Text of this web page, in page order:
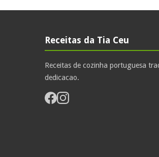
Receitas da Tia Ceu
Receitas de cozinha portuguesa
dedicacao.